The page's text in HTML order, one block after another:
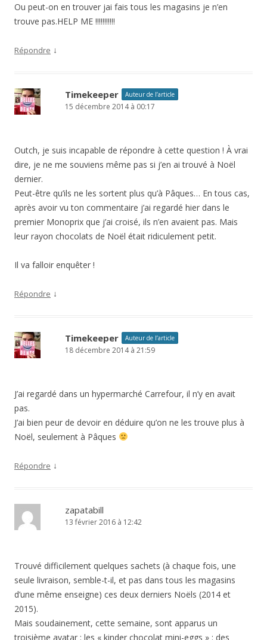
Ou peut-on en trouver jai fais tous les magasins je n’en
trouve pas.HELP ME !!!!!!!!!!!
Répondre ↓
Timekeeper Auteur de l’article
15 décembre 2014 à 00:17
Outch, je suis incapable de répondre à cette question ! À vrai
dire, je ne me souviens même pas si j’en ai trouvé à Noël
dernier.
Peut-être qu’ils ne les sortent plus qu’à Pâques… En tous cas,
après avoir vu ton commentaire j’ai regardé hier dans le
premier Monoprix que j’ai croisé, ils n’en avaient pas. Mais
leur rayon chocolats de Noël était ridiculement petit.
Il va falloir enquêter !
Répondre ↓
Timekeeper Auteur de l’article
18 décembre 2014 à 21:59
J’ai regardé dans un hypermarché Carrefour, il n’y en avait
pas.
J’ai bien peur de devoir en déduire qu’on ne les trouve plus à
Noël, seulement à Pâques
Répondre ↓
zapatabill
13 février 2016 à 12:42
Trouvé difficilement quelques sachets (à chaque fois, une
seule livraison, semble-t-il, et pas dans tous les magasins
d’une même enseigne) ces deux derniers Noëls (2014 et
2015).
Mais soudainement, cette semaine, sont apparus un
troisième avatar : les « kinder chocolat mini-eggs » : des